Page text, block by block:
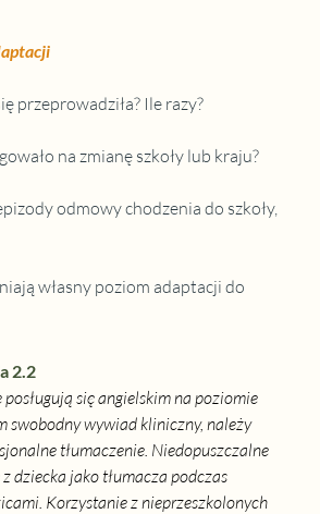
przeprowadziła? Ile razy?
na zmianę szkoły lub kraju?
odmowy chodzenia do szkoły,
własny poziom adaptacji do
2.2
się angielskim na poziomie
swobodny wywiad kliniczny, należy
tłumaczenie. Niedopuszczalne
dziecka jako tłumacza podczas
Korzystanie z nieprzeszkolonych